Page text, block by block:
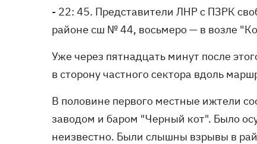
- 22: 45. Представители ЛНР с ПЗРК
районе сш № 44, восьмеро — в возле
Уже через пятнадцать минут после
в сторону частного сектора вдоль
В половине первого местные ижтели
заводом и баром "Черный кот". Было
неизвестно. Были слышны взрывы в